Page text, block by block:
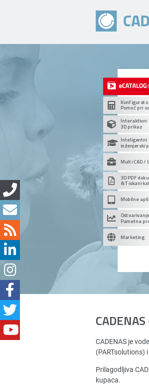
Pomoć pri
Interaktivni
3D prikaz
Inteligentni
inženjerski
Multi CAD /
3D PDF
& Tiskani
Mobilne
Pametna
Marketing
CADENAS je
(PARTsolutions)
Prilagodljiva
kupaca.